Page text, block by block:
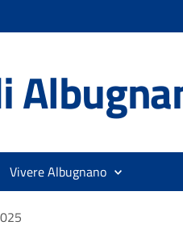
Vivere Albugnano